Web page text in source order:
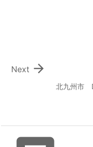
北九州市

Next